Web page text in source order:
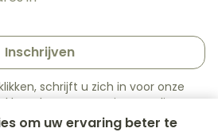
om uw ervaring beter te
Inschrijven
schrijft u zich in voor onze
met onzeprivacy policy.